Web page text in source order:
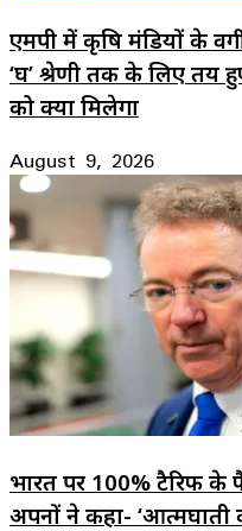
एमपी में कृषि मंडियों के
‘घ’ श्रेणी तक के लिए तय
को क्या मिलेगा
August 9, 2026
भारत पर 100% टैरिफ के
अपनों ने कहा- ‘आत्मघाती